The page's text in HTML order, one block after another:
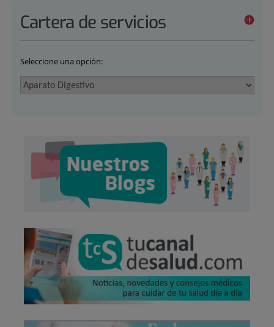
Cartera de servicios
Seleccione una opción: